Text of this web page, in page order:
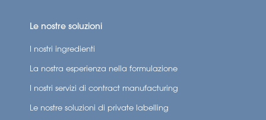
Le nostre soluzioni
I nostri ingredienti
La nostra esperienza nella formulazione
I nostri servizi di contract manufacturing
Le nostre soluzioni di private labelling